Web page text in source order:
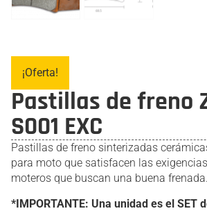
¡Oferta!
Pastillas de freno
S001 EXC
Pastillas de freno sinterizadas
para moto que satisfacen las
moteros que buscan una buena frenada.
*IMPORTANTE: Una unidad es el SET